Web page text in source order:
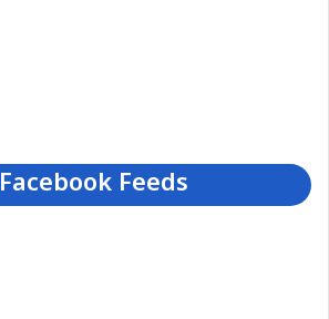
Facebook Feeds